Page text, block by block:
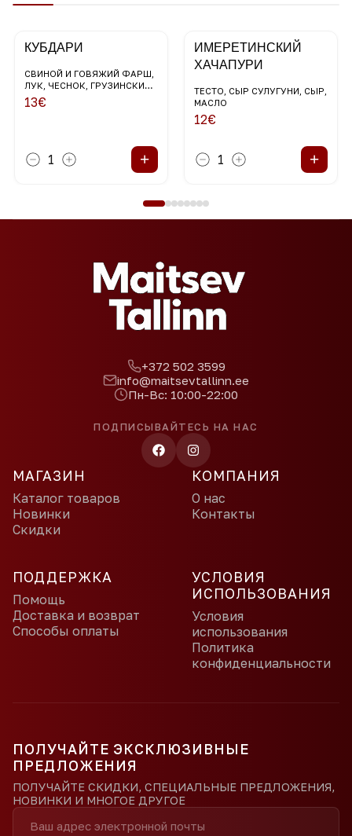
КУБДАРИ
СВИНОЙ И ГОВЯЖИЙ ФАРШ,
ЛУК, ЧЕСНОК, ГРУЗИНСКИЕ
СПЕЦИИ, ЗЕРНА ГРАНАТА,
ЗЕЛЕНЬ
13€
1 +
ИМЕРЕТИНСКИЙ
ХАЧАПУРИ
ТЕСТО, СЫР СУЛУГУНИ, СЫР,
МАСЛО
12€
1 +
+372 502 3599
info@maitsevtallinn.ee
Пн-Вс: 10:00-22:00
ПОДПИСЫВАЙТЕСЬ НА НАС
МАГАЗИН
Каталог товаров
Новинки
Скидки
КОМПАНИЯ
О нас
Контакты
ПОДДЕРЖКА
Помощь
Доставка и возврат
Способы оплаты
УСЛОВИЯ
ИСПОЛЬЗОВАНИЯ
Условия
использования
Политика
конфиденциальности
ПОЛУЧАЙТЕ ЭКСКЛЮЗИВНЫЕ
ПРЕДЛОЖЕНИЯ
ПОЛУЧАЙТЕ СКИДКИ, СПЕЦИАЛЬНЫЕ ПРЕДЛОЖЕНИЯ,
НОВИНКИ И МНОГОЕ ДРУГОЕ